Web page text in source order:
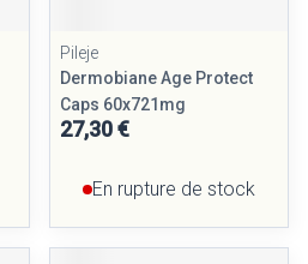
Pileje
Dermobiane Age Protect
Caps 60x721mg
27,30 €
En rupture de stock